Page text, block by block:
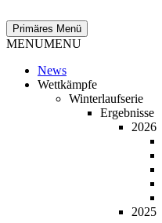
Inhalt
springen
Suchen
Primäres Menü
MENUMENU
News
Wettkämpfe
Winterlaufserie
Ergebnisse
2026
2025